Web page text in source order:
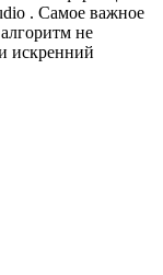
. Самое важное
не
искренний